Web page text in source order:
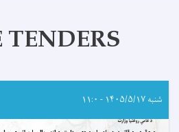
شنبه ۱۴۰۵/۵/۱۷ - ۱۱:۰